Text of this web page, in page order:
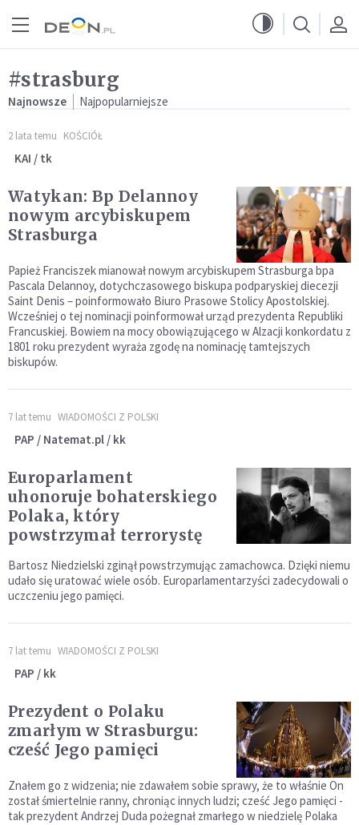
#strasburg
Najnowsze Najpopularniejsze
2 lata temu KOŚCIÓŁ
KAI / tk
Watykan: Bp Delannoy
nowym arcybiskupem
Strasburga
Papież Franciszek mianował nowym arcybiskupem Strasburga bpa
Pascala Delannoy, dotychczasowego biskupa podparyskiej diecezji
Saint Denis – poinformowało Biuro Prasowe Stolicy Apostolskiej.
Wcześniej o tej nominacji poinformował urząd prezydenta Republiki
Francuskiej. Bowiem na mocy obowiązującego w Alzacji konkordatu z
1801 roku prezydent wyraża zgodę na nominację tamtejszych
biskupów.
7 lat temu WIADOMOŚCI Z POLSKI
PAP / Natemat.pl / kk
Europarlament
uhonoruje bohaterskiego
Polaka, który
powstrzymał terrorystę
Bartosz Niedzielski zginął powstrzymując zamachowca. Dzięki niemu
udało się uratować wiele osób. Europarlamentarzyści zadecydowali o
uczczeniu jego pamięci.
7 lat temu WIADOMOŚCI Z POLSKI
PAP / kk
Prezydent o Polaku
zmarłym w Strasburgu:
cześć Jego pamięci
Znałem go z widzenia; nie zdawałem sobie sprawy, że to właśnie On
został śmiertelnie ranny, chroniąc innych ludzi; cześć Jego pamięci -
tak prezydent Andrzej Duda pożegnał zmarłego w niedzielę Polaka